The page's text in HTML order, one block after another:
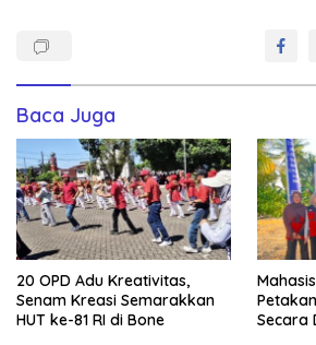
Baca Juga
20 OPD Adu Kreativitas,
Senam Kreasi Semarakkan
HUT ke-81 RI di Bone
Secara